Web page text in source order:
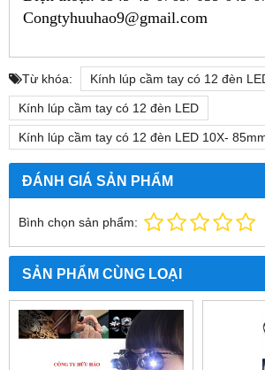
Congtyhuuhao9@gmail.com
Từ khóa: Kính lúp cầm tay có 12 đèn
Kính lúp cầm tay có 12 đèn LED
Kính lúp cầm tay có 12 đèn LED 10X-
ĐÁNH GIÁ SẢN PHẨM
Bình chọn sản phẩm:
SẢN PHẨM CÙNG LOẠI